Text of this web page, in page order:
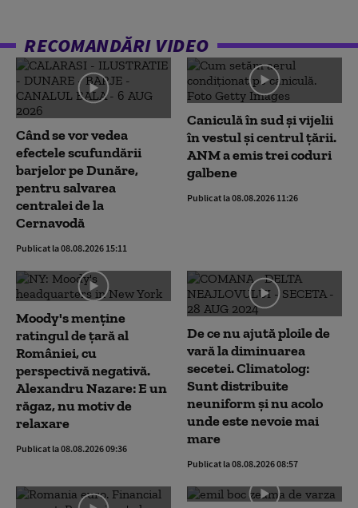
RECOMANDĂRI VIDEO
Când se vor vedea
efectele scufundării
barjelor pe Dunăre,
pentru salvarea
centralei de la
Cernavodă
Publicat la 08.08.2026 15:11
Caniculă în sud și vijelii
în vestul și centrul țării.
ANM a emis trei coduri
galbene
Publicat la 08.08.2026 11:26
Moody's menține
ratingul de țară al
României, cu
perspectivă negativă.
Alexandru Nazare: E un
răgaz, nu motiv de
relaxare
Publicat la 08.08.2026 09:36
De ce nu ajută ploile de
vară la diminuarea
secetei. Climatolog:
Sunt distribuite
neuniform și nu acolo
unde este nevoie mai
mare
Publicat la 08.08.2026 08:57